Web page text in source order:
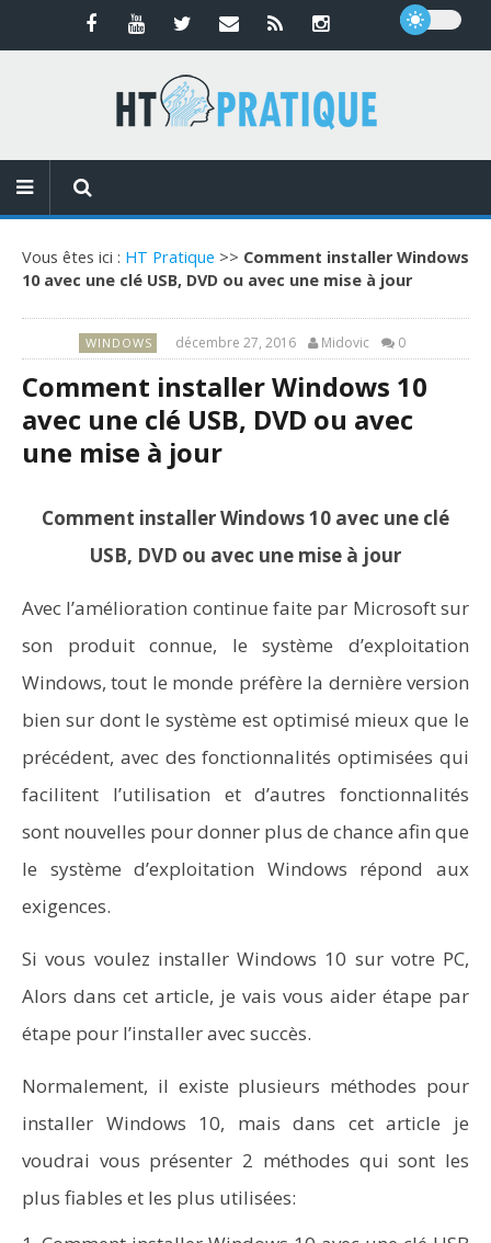
Vous êtes ici : HT Pratique >> Comment installer Windows
10 avec une clé USB, DVD ou avec une mise à jour
WINDOWS décembre 27, 2016 Midovic 0
Comment installer Windows 10
avec une clé USB, DVD ou avec
une mise à jour
Comment installer Windows 10 avec une clé
USB, DVD ou avec une mise à jour
Avec l’amélioration continue faite par Microsoft sur
son produit connue, le système d’exploitation
Windows, tout le monde préfère la dernière version
bien sur dont le système est optimisé mieux que le
précédent, avec des fonctionnalités optimisées qui
facilitent l’utilisation et d’autres fonctionnalités
sont nouvelles pour donner plus de chance afin que
le système d’exploitation Windows répond aux
exigences.
Si vous voulez installer Windows 10 sur votre PC,
Alors dans cet article, je vais vous aider étape par
étape pour l’installer avec succès.
Normalement, il existe plusieurs méthodes pour
installer Windows 10, mais dans cet article je
voudrai vous présenter 2 méthodes qui sont les
plus fiables et les plus utilisées: